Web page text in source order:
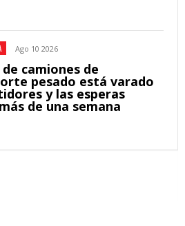
Ago 10 2026
de camiones de
pesado está varado
y las esperas
de una semana